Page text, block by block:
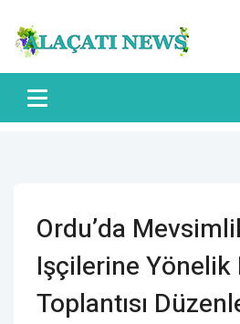
Ordu’da
Işçilerine Yönelik
Toplantısı